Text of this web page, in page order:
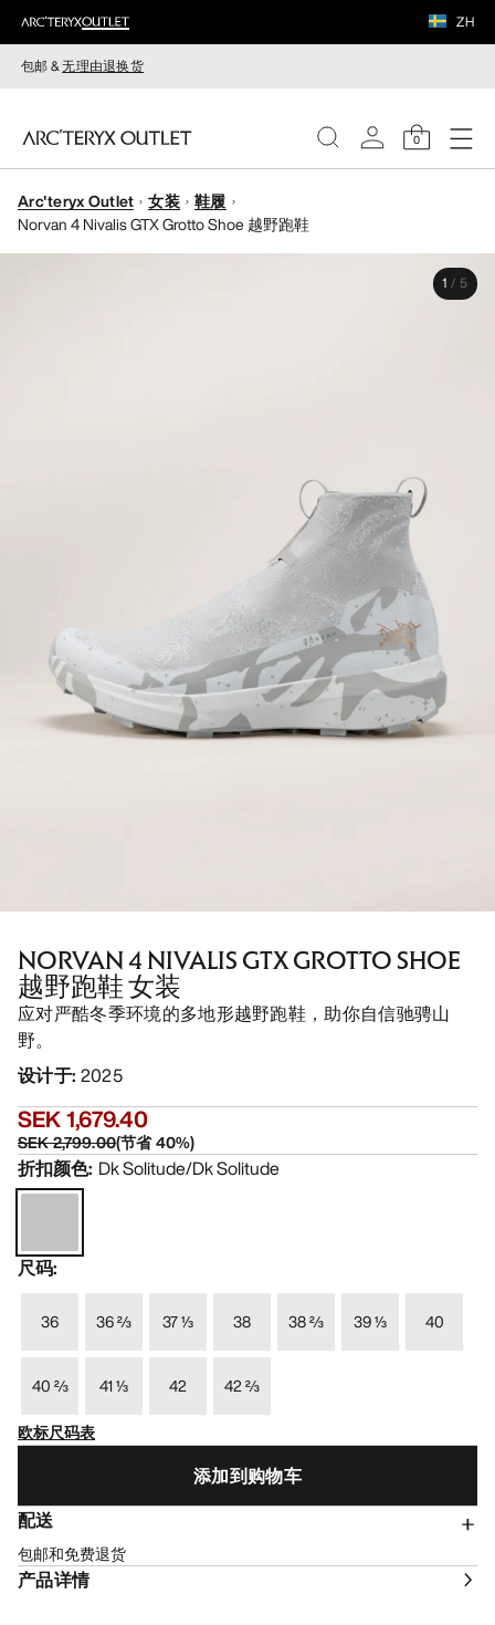
ZH
包邮 &无理由退换货
0
女装
Arc'teryx Outlet 女装
鞋履
Norvan 4 Nivalis GTX Grotto Shoe 越野跑鞋
1 / 5
NORVAN 4 NIVALIS GTX GROTTO SHOE
越野跑鞋 女装
应对严酷冬季环境的多地形越野跑鞋，助你自信驰骋山
野。
设计于: 2025
SEK 1,679.40
SEK 2,799.00(节省40%)
折扣颜色: Dk Solitude/Dk Solitude
尺码:
36 36 ⅔ 37 ⅓ 38 38 ⅔ 39 ⅓ 40
40 ⅔ 41 ⅓ 42
42 ⅔
欧标尺码表
添加到购物车
配送
包邮和免费退货
产品详情